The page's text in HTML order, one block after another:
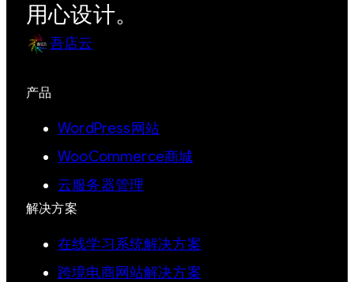
用心设计。
吾店云
产品
WordPress网站
WooCommerce商城
云服务器管理
解决方案
在线学习系统解决方案
跨境电商网站解决方案